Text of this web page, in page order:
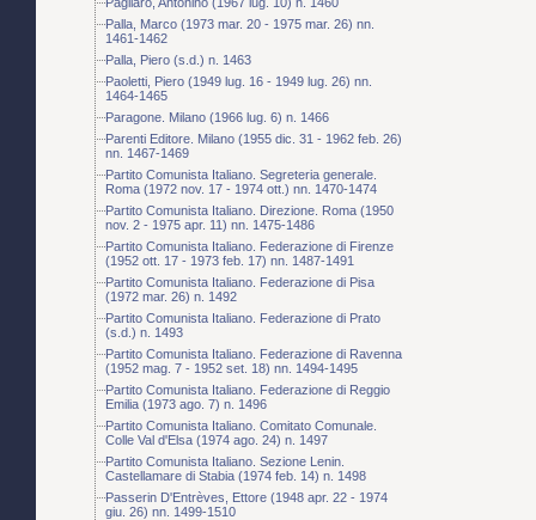
Palla, Marco (1973 mar. 20 - 1975 mar. 26) nn.
1461-1462
Palla, Piero (s.d.) n. 1463
Paoletti, Piero (1949 lug. 16 - 1949 lug. 26) nn.
1464-1465
Paragone. Milano (1966 lug. 6) n. 1466
Parenti Editore. Milano (1955 dic. 31 - 1962 feb. 26)
nn. 1467-1469
Partito Comunista Italiano. Segreteria generale.
Roma (1972 nov. 17 - 1974 ott.) nn. 1470-1474
Partito Comunista Italiano. Direzione. Roma (1950
nov. 2 - 1975 apr. 11) nn. 1475-1486
Partito Comunista Italiano. Federazione di Firenze
(1952 ott. 17 - 1973 feb. 17) nn. 1487-1491
Partito Comunista Italiano. Federazione di Pisa
(1972 mar. 26) n. 1492
Partito Comunista Italiano. Federazione di Prato
(s.d.) n. 1493
Partito Comunista Italiano. Federazione di Ravenna
(1952 mag. 7 - 1952 set. 18) nn. 1494-1495
Partito Comunista Italiano. Federazione di Reggio
Emilia (1973 ago. 7) n. 1496
Partito Comunista Italiano. Comitato Comunale.
Colle Val d'Elsa (1974 ago. 24) n. 1497
Partito Comunista Italiano. Sezione Lenin.
Castellamare di Stabia (1974 feb. 14) n. 1498
Passerin D'Entrèves, Ettore (1948 apr. 22 - 1974
giu. 26) nn. 1499-1510